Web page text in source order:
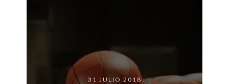
31 JULIO 2018